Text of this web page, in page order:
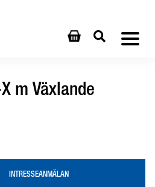
m Växlande
INTRESSEANMÄLAN